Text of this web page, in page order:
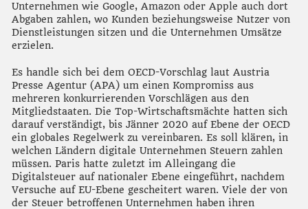
Unternehmen wie Google, Amazon oder Apple auch dort
Abgaben zahlen, wo Kunden beziehungsweise Nutzer von
Dienstleistungen sitzen und die Unternehmen Umsätze
erzielen.
Es handle sich bei dem OECD-Vorschlag laut Austria
Presse Agentur (APA) um einen Kompromiss aus
mehreren konkurrierenden Vorschlägen aus den
Mitgliedstaaten. Die Top-Wirtschaftsmächte hatten sich
darauf verständigt, bis Jänner 2020 auf Ebene der OECD
ein globales Regelwerk zu vereinbaren. Es soll klären, in
welchen Ländern digitale Unternehmen Steuern zahlen
müssen. Paris hatte zuletzt im Alleingang die
Digitalsteuer auf nationaler Ebene eingeführt, nachdem
Versuche auf EU-Ebene gescheitert waren. Viele der von
der Steuer betroffenen Unternehmen haben ihren